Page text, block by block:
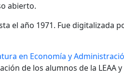
abierto.
el año 1971. Fue digitalizada
en Economía y
de los alumnos de la LEAA